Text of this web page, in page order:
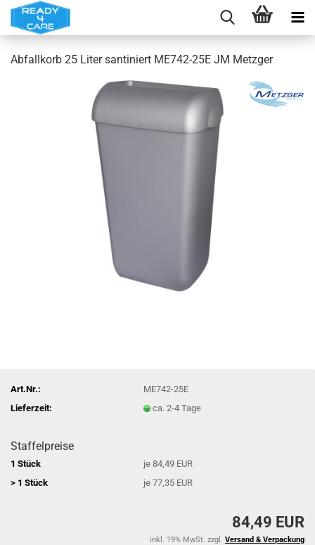
Abfallkorb 25 Liter santiniert ME742-25E JM Metzger
Art.Nr.:
ME742-25E
Lieferzeit:
ca. 2-4 Tage
Staffelpreise
1 Stück
je 84,49 EUR
> 1 Stück
je 77,35 EUR
84,49 EUR
inkl. 19% MwSt. zzgl. Versand & Verpackung